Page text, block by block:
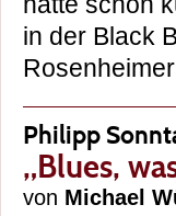
in der Black
Philipp
„Blues,
von Michael